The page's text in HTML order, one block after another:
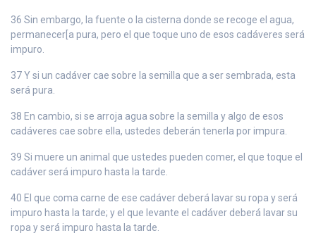
36 Sin embargo, la fuente o la cisterna donde se recoge el agua,
permanecer[a pura, pero el que toque uno de esos cadáveres será
impuro.
37 Y si un cadáver cae sobre la semilla que a ser sembrada, esta
será pura.
38 En cambio, si se arroja agua sobre la semilla y algo de esos
cadáveres cae sobre ella, ustedes deberán tenerla por impura.
39 Si muere un animal que ustedes pueden comer, el que toque el
cadáver será impuro hasta la tarde.
40 El que coma carne de ese cadáver deberá lavar su ropa y será
impuro hasta la tarde; y el que levante el cadáver deberá lavar su
ropa y será impuro hasta la tarde.